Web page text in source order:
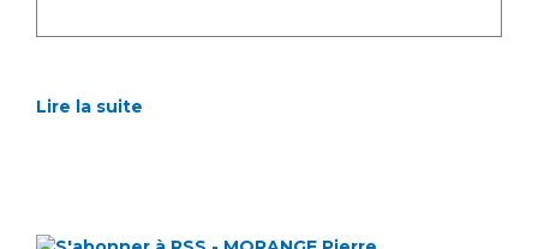
Lire la suite